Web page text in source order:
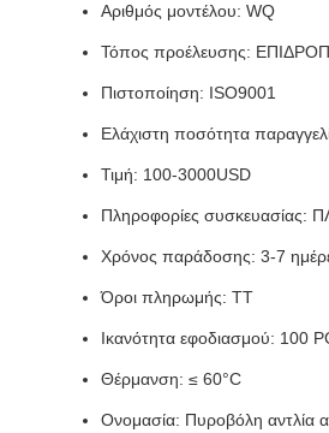
Αριθμός μοντέλου: WQ
Τόπος προέλευσης:
Πιστοποίηση: ISO9001
Ελάχιστη ποσότητα
Τιμή: 100-3000USD
Πληροφορίες
Χρόνος παράδοσης: 3-7
Όροι πληρωμής: TT
Ικανότητα εφοδιασμού:
Θέρμανση: ≤ 60°C
Ονομασία: Πυροβόλη αντλία